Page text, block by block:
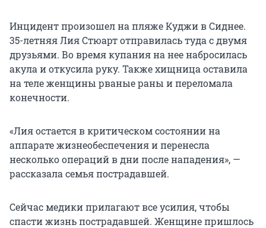
Инцидент произошел на пляже Куджи в Сиднее.
35-летняя Лия Стюарт отправилась туда с двумя
друзьями. Во время купания на нее набросилась
акула и откусила руку. Также хищница оставила
на теле женщины рваные раны и переломала
конечности.
«Лия остается в критическом состоянии на
аппарате жизнеобеспечения и перенесла
несколько операций в дни после нападения», —
рассказала семья пострадавшей.
Сейчас медики прилагают все усилия, чтобы
спасти жизнь пострадавшей. Женщине пришлось